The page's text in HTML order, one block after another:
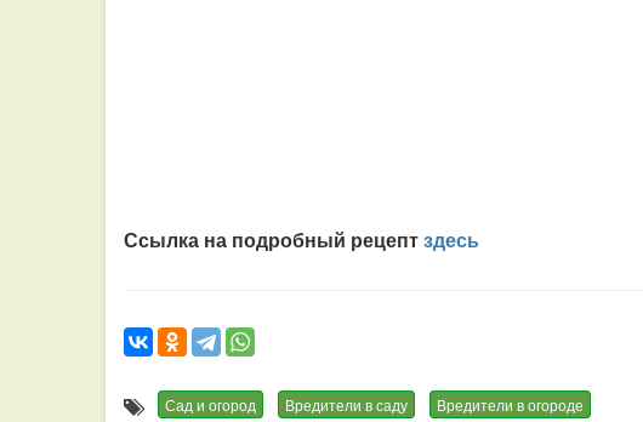
Ссылка на подробный рецептздесь
Сад и огород Вредители в саду Вредители в огороде